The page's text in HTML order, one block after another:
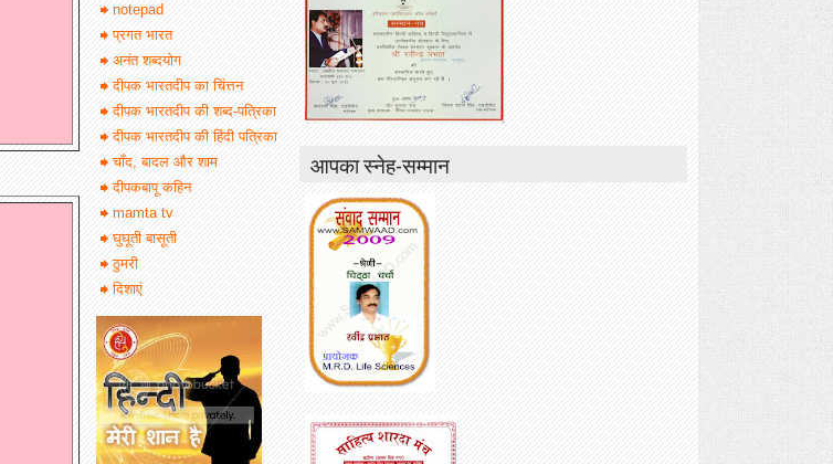
आपका स्नेह-सम्मान
notepad
प्रगत भारत
अनंत शब्दयोग
दीपक भारतदीप का चिंत्तन
दीपक भारतदीप की शब्द-पत्रिका
दीपक भारतदीप की हिंदी पत्रिका
चाँद, बादल और शाम
दीपकबापू कहिन
mamta tv
घुघूती बासूती
ठुमरी
दिशाएं